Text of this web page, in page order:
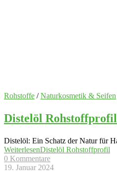
Rohstoffe /Naturkosmetik & Seifen
Distelöl Rohstoffprofil
Distelöl: Ein Schatz der Natur für
WeiterlesenDistelöl Rohstoffprofil
0 Kommentare
19. Januar 2024